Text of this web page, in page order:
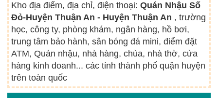
Kho địa điểm, địa chỉ, điện thoại: Quán Nhậu Số
Đỏ-Huyện Thuận An - Huyện Thuận An , trường
học, công ty, phòng khám, ngân hàng, hồ bơi,
trung tâm bảo hành, sân bóng đá mini, điểm đặt
ATM, Quán nhậu, nhà hàng, chùa, nhà thờ, cửa
hàng kinh doanh... các tỉnh thành phố quận huyện
trên toàn quốc